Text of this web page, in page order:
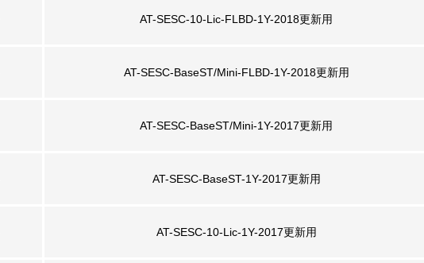
AT-SESC-10-Lic-FLBD-1Y-2018更新用
AT-SESC-BaseST/Mini-FLBD-1Y-2018更新用
AT-SESC-BaseST/Mini-1Y-2017更新用
AT-SESC-BaseST-1Y-2017更新用
AT-SESC-10-Lic-1Y-2017更新用